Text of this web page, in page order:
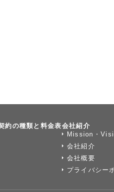
約の種類と料金表会社紹介
Mission・
会社紹介
会社概要
プライバシー